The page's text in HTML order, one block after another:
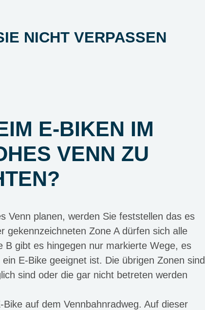
NICHT VERPASSEN
E-BIKEN IM
VENN ZU
Venn planen, werden Sie feststellen das es
gekennzeichneten Zone A dürfen sich alle
gibt es hingegen nur markierte Wege, es
E-Bike geeignet ist. Die übrigen Zonen sind
sind oder die gar nicht betreten werden
auf dem Vennbahnradweg. Auf dieser